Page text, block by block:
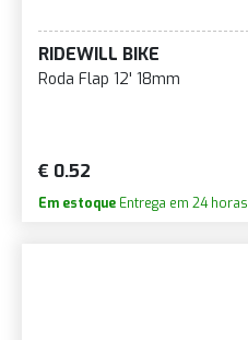
RIDEWILL BIKE
Roda Flap 12' 18mm
€ 0.52
Em estoque Entrega em 24 horas